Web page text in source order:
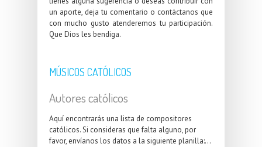
un aporte, deja tu comentario o contáctanos que
con mucho gusto atenderemos tu participación.
Que Dios les bendiga.
MÚSICOS CATÓLICOS
Autores católicos
Aquí encontrarás una lista de compositores
católicos. Si consideras que falta alguno, por
favor, envíanos los datos a la siguiente planilla:...